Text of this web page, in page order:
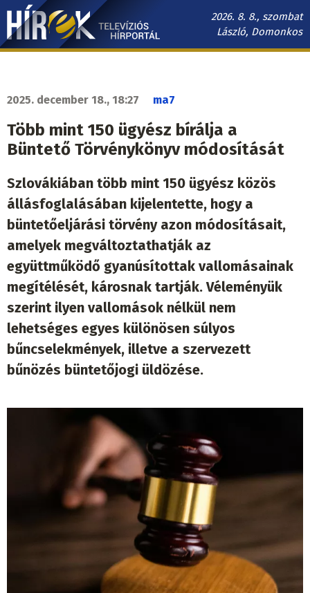
Ugrás
tartalomra
2026. 8. 8., szombat
László, Domonkos
Hírek.sk
2025. december 18., 18:27 ma7
Több mint 150 ügyész bírálja a
Büntető Törvénykönyv módosítását
Szlovákiában több mint 150 ügyész közös
állásfoglalásában kijelentette, hogy a
büntetőeljárási törvény azon módosításait,
amelyek megváltoztathatják az
együttműködő gyanúsítottak vallomásainak
megítélését, károsnak tartják. Véleményük
szerint ilyen vallomások nélkül nem
lehetséges egyes különösen súlyos
bűncselekmények, illetve a szervezett
bűnözés büntetőjogi üldözése.